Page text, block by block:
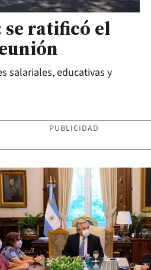
ratificó el
salariales, educativas y
PUBLICIDAD